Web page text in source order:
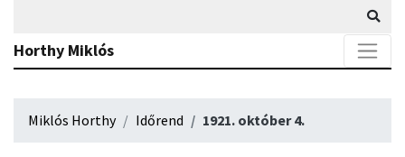
Horthy Miklós
Miklós Horthy Időrend 1921. október 4.